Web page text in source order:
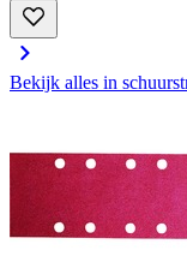
Bekijk alles in